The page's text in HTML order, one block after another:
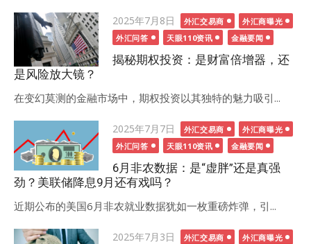
Posted
on
2025年7月8日 外汇交易商
外汇商曝光
外汇问答
天眼110资讯 金融要闻
揭秘期权投资：是财富倍增器，还
是风险放大镜？
在变幻莫测的金融市场中，期权投资以其独特的魅力吸引...
Posted
on
2025年7月7日 外汇交易商
外汇商曝光
外汇问答
天眼110资讯 金融要闻
6月非农数据：是“虚胖”还是真强
劲？美联储降息9月还有戏吗？
近期公布的美国6月非农就业数据犹如一枚重磅炸弹，引...
Posted
2025年7月3日 外汇交易商
外汇商曝光